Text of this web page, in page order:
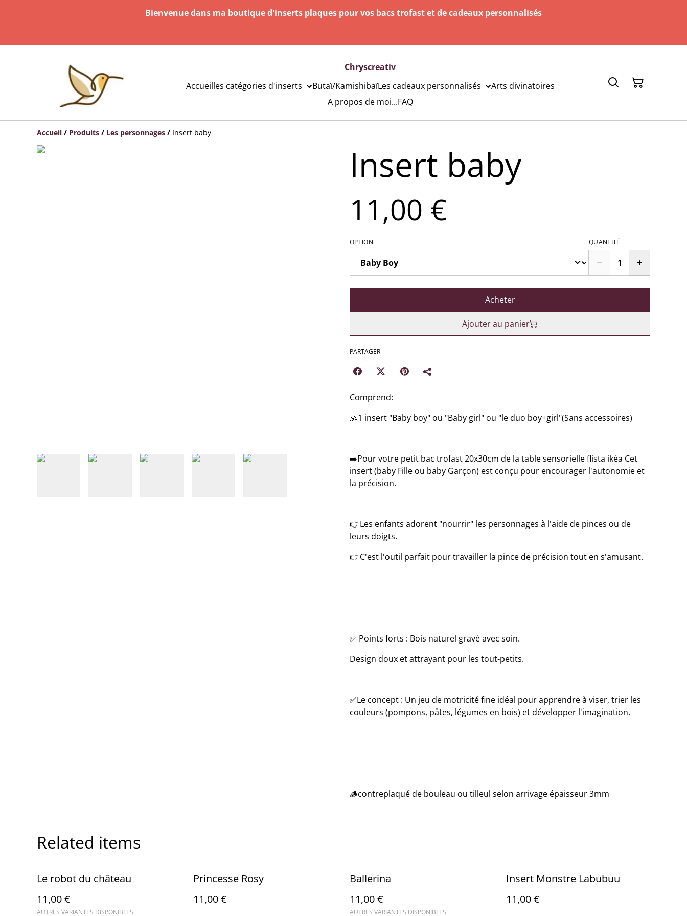
Bienvenue dans ma boutique d'inserts plaques pour vos bacs trofast et de cadeaux personnalisés
Chryscreativ
Accueilles catégories d'inserts Butaï/KamishibaïLes cadeaux personnalisés
Arts divinatoires
A propos de moi...FAQ
Accueil / Produits / Les personnages / Insert baby
Insert baby
11,00 €
OPTION QUANTITÉ
Acheter
Ajouter au panier
PARTAGER
Comprend:
👶1 insert "Baby boy" ou "Baby girl" ou "le duo boy+girl"(Sans accessoires)
➡️Pour votre petit bac trofast 20x30cm de la table sensorielle flista ikéa ​Cet
insert (baby Fille ou baby Garçon) est conçu pour encourager l'autonomie et
la précision.
👉Les enfants adorent "nourrir" les personnages à l'aide de pinces ou de
leurs doigts.
👉C'est l'outil parfait pour travailler la pince de précision tout en s'amusant.
​✅ Points forts :​ Bois naturel gravé avec soin.​
Design doux et attrayant pour les tout-petits.
✅️​Le concept : Un jeu de motricité fine idéal pour apprendre à viser, trier les
couleurs (pompons, pâtes, légumes en bois) et développer l'imagination.
🪵contreplaqué de bouleau ou tilleul selon arrivage épaisseur 3mm
Related items
Le robot du château
11,00 €
AUTRES VARIANTES DISPONIBLES
Princesse Rosy
11,00 €
Ballerina
11,00 €
AUTRES VARIANTES DISPONIBLES
Insert Monstre Labubuu
11,00 €